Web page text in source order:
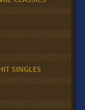
SINGLES